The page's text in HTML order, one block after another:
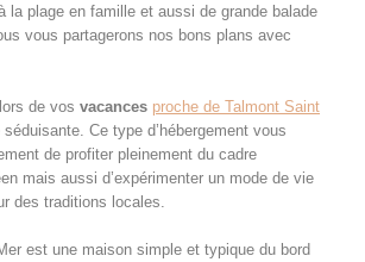
la plage en famille et aussi de grande balade
vous partagerons nos bons plans avec
lors de vos vacances proche de Talmont Saint
Ce type d’hébergement vous
de profiter pleinement du cadre
mais aussi d’expérimenter un mode de vie
des traditions locales.
est une maison simple et typique du bord